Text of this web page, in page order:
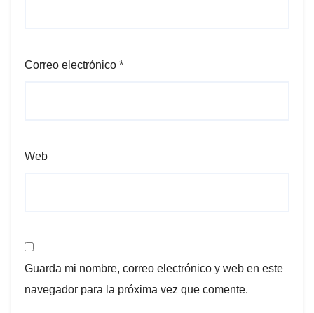
Correo electrónico *
Web
Guarda mi nombre, correo electrónico y web en este
navegador para la próxima vez que comente.